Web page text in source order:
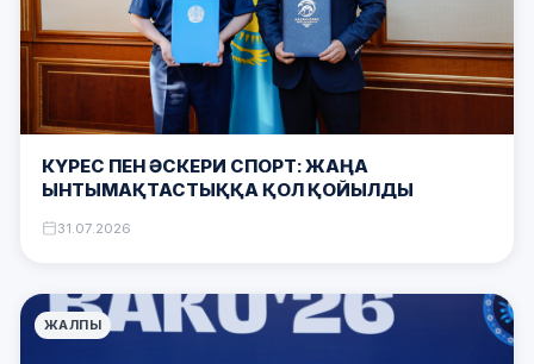
КҮРЕС ПЕН ӘСКЕРИ СПОРТ: ЖАҢА
ЫНТЫМАҚТАСТЫҚҚА ҚОЛ ҚОЙЫЛДЫ
31.07.2026
ЖАЛПЫ